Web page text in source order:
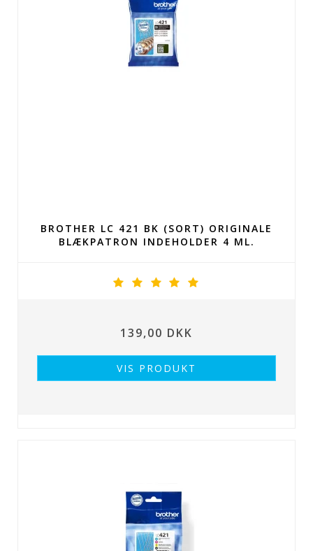
BROTHER LC 421 BK (SORT) ORIGINALE
BLÆKPATRON INDEHOLDER 4 ML.
139,00 DKK
VIS PRODUKT